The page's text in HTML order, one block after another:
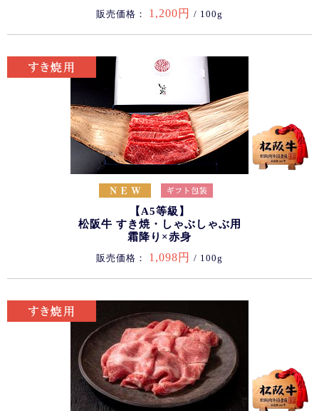
販売価格： 1,200円 / 100g
【A5等級】
松阪牛 すき焼・しゃぶしゃぶ用
霜降り×赤身
販売価格： 1,098円 / 100g